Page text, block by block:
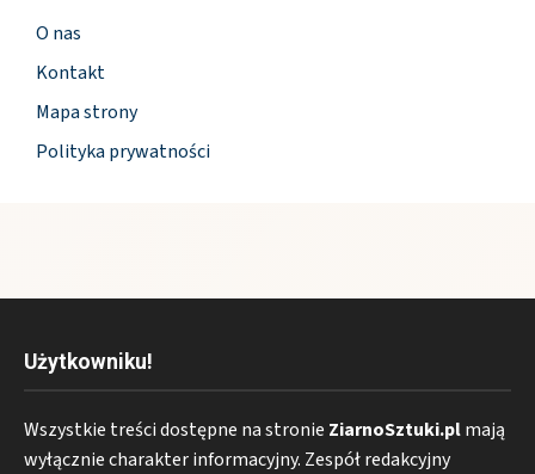
O nas
Kontakt
Mapa strony
Polityka prywatności
Użytkowniku!
Wszystkie treści dostępne na stronie ZiarnoSztuki.plmają
wyłącznie charakter informacyjny. Zespół redakcyjny